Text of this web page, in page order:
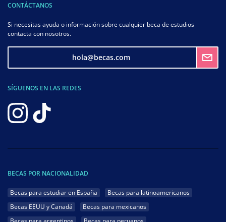
CONTÁCTANOS
Si necesitas ayuda o información sobre cualquier beca de estudios
contacta con nosotros.
hola@becas.com
SÍGUENOS EN LAS REDES
BECAS POR NACIONALIDAD
Becas para estudiar en España
Becas para latinoamericanos
Becas EEUU y Canadá
Becas para mexicanos